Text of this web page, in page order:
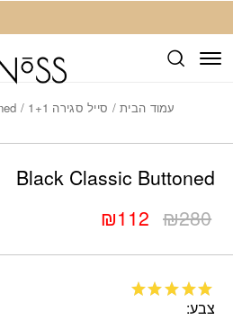
עמוד הבית/ סייל סגירה 1+1 / Black Classic Buttoned
Black Classic Buttoned
₪280
המחיר
המקורי
היה:
₪280.
₪112
המחיר
הנוכחי
הוא:
₪112.
מדורג
צבע:
Add